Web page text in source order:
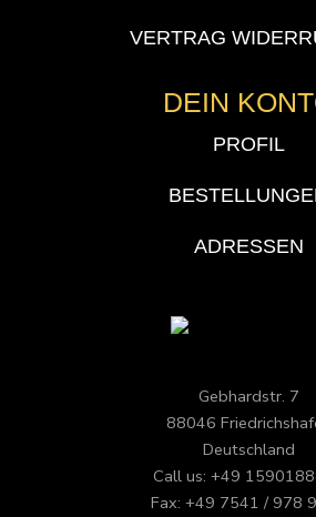
VERTRAG
DEIN
PROFIL
ADRESSEN
Gebhardstr. 7
88046
Deutschland
Call us: +49
Fax: +49 7541 / 978